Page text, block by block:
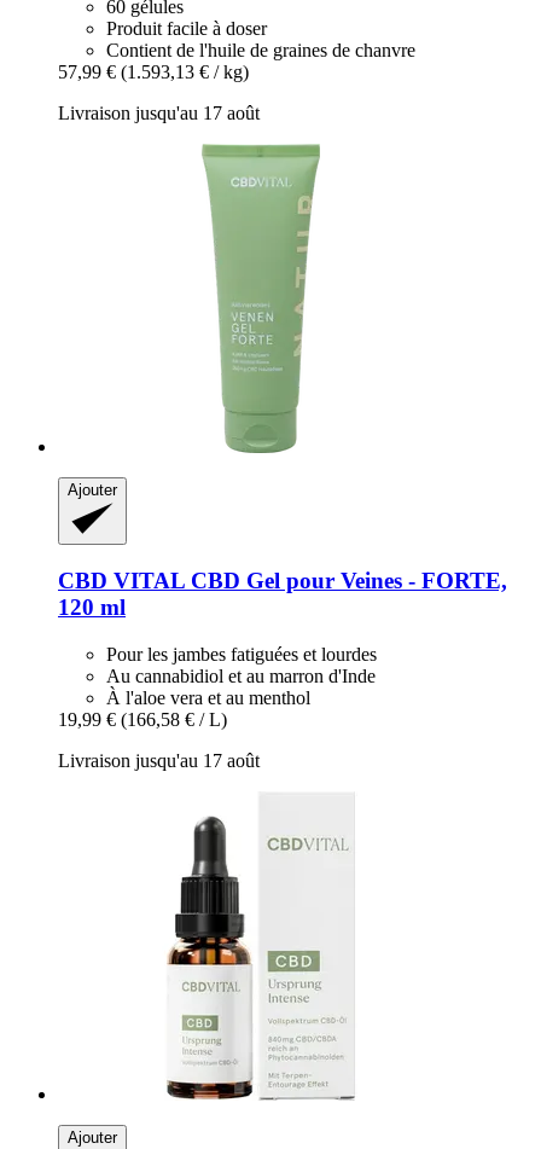
60 gélules
Produit facile à doser
Contient de l'huile de graines de chanvre
57,99 € (1.593,13 € / kg)
Livraison jusqu'au 17 août
Ajouter
CBD VITAL CBD Gel pour Veines -​ FORTE,
120 ml
Pour les jambes fatiguées et lourdes
Au cannabidiol et au marron d'Inde
À l'aloe vera et au menthol
19,99 € (166,58 € / L)
Livraison jusqu'au 17 août
Ajouter